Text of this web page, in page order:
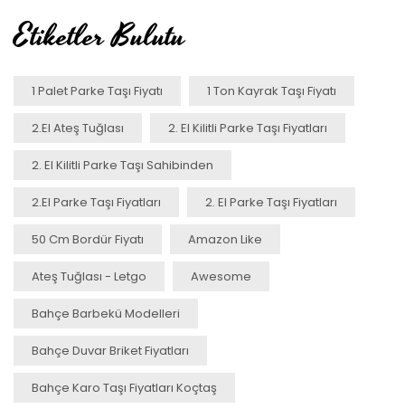
Etiketler Bulutu
1 Palet Parke Taşı Fiyatı 1 Ton Kayrak Taşı Fiyatı
2.el Ateş Tuğlası 2. El Kilitli Parke Taşı Fiyatları
2. El Kilitli Parke Taşı Sahibinden
2.el Parke Taşı Fiyatları 2. El Parke Taşı Fiyatları
50 Cm Bordür Fiyatı Amazon Like
Ateş Tuğlası - Letgo Awesome
Bahçe Barbekü Modelleri
Bahçe Duvar Briket Fiyatları
Bahçe Karo Taşı Fiyatları Koçtaş